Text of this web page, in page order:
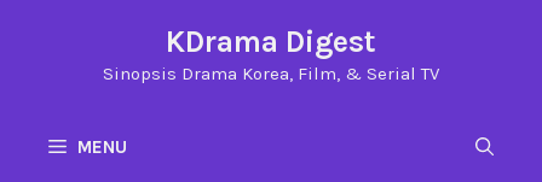
KDrama Digest
Sinopsis Drama Korea, Film, & Serial TV
MENU